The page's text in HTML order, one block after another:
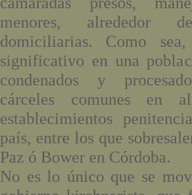
menores, alrededor
domiciliarias. Como
significativo en una
condenados y
cárceles comunes en
establecimientos
país, entre los que
Paz ó Bower en Córdoba.
No es lo único que se